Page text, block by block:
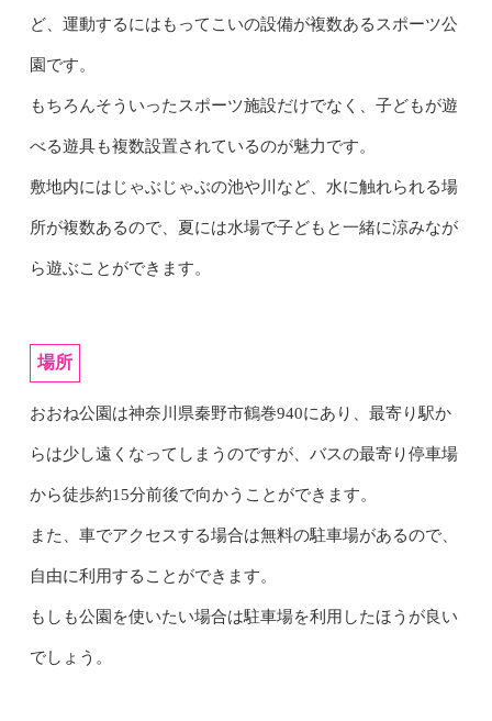
ど、運動するにはもってこいの設備が複数あるスポーツ公
園です。
もちろんそういったスポーツ施設だけでなく、子どもが遊
べる遊具も複数設置されているのが魅力です。
敷地内にはじゃぶじゃぶの池や川など、水に触れられる場
所が複数あるので、夏には水場で子どもと一緒に涼みなが
ら遊ぶことができます。
場所
おおね公園は神奈川県秦野市鶴巻940にあり、最寄り駅か
らは少し遠くなってしまうのですが、バスの最寄り停車場
から徒歩約15分前後で向かうことができます。
また、車でアクセスする場合は無料の駐車場があるので、
自由に利用することができます。
もしも公園を使いたい場合は駐車場を利用したほうが良い
でしょう。